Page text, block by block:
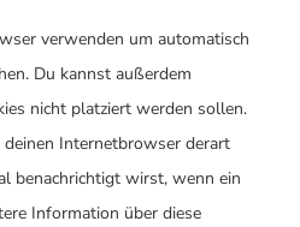
verwenden um automatisch
Du kannst außerdem
nicht platziert werden sollen.
Internetbrowser derart
benachrichtigt wirst, wenn ein
Information über diese